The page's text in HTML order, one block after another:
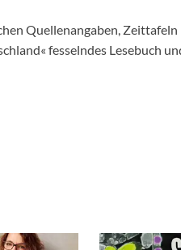
Quellenangaben, Zeittafeln
fesselndes Lesebuch